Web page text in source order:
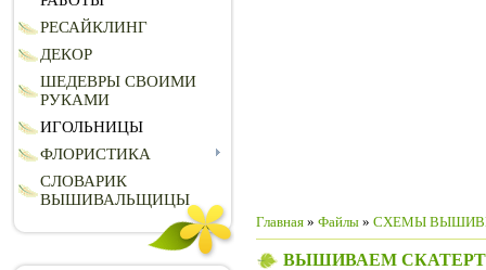
РЕСАЙКЛИНГ
ДЕКОР
ШЕДЕВРЫ СВОИМИ
РУКАМИ
ИГОЛЬНИЦЫ
ФЛОРИСТИКА
СЛОВАРИК
ВЫШИВАЛЬЩИЦЫ
Главная » Файлы » СХЕМЫ
ВЫШИВАЕМ